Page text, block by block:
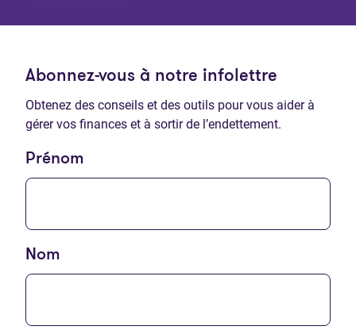
Abonnez-vous à notre infolettre
Obtenez des conseils et des outils pour vous aider à
gérer vos finances et à sortir de l’endettement.
Prénom
Nom